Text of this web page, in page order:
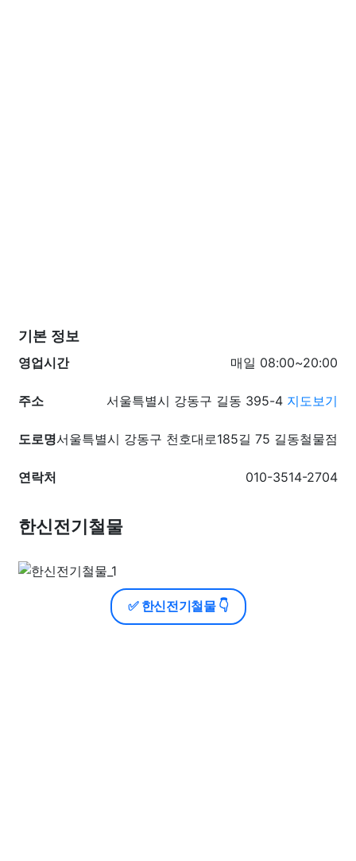
기본 정보
영업시간
매일 08:00~20:00
주소 서울특별시 강동구 길동 395-4 지도보기
도로명서울특별시 강동구 천호대로185길 75 길동철물점
연락처 010-3514-2704
한신전기철물
✅ 한신전기철물 👇